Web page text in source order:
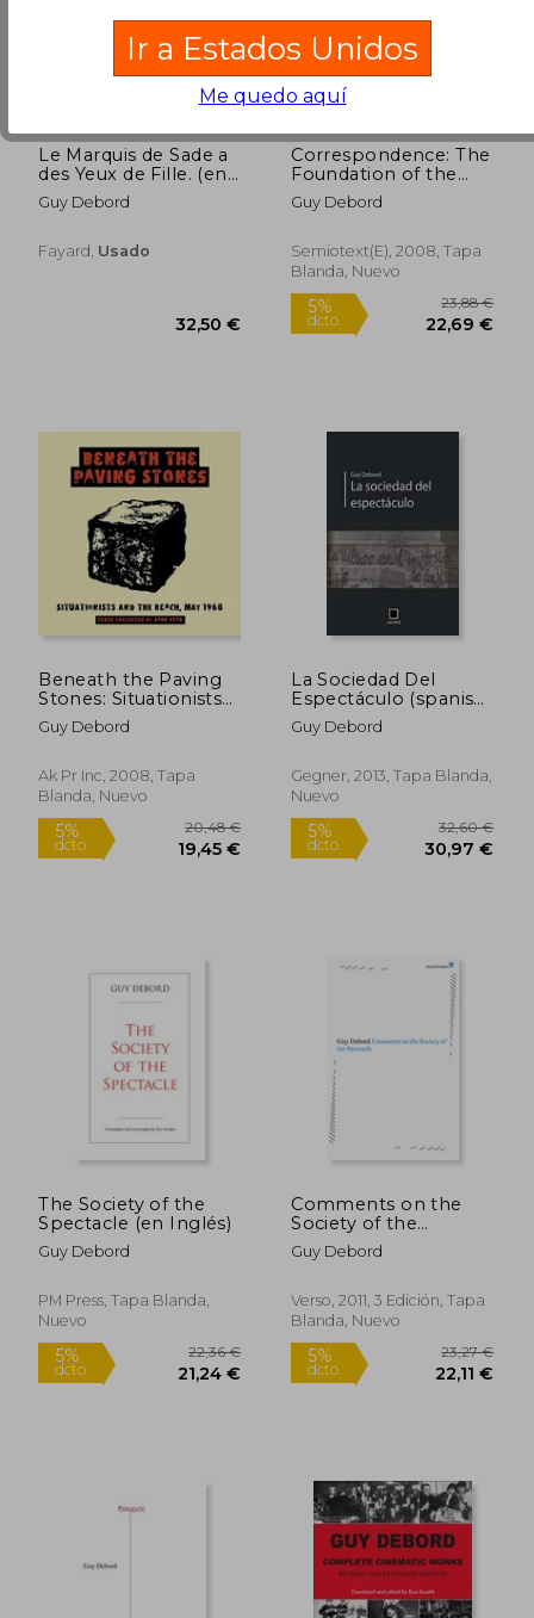
19,13 €
Le Marquis de Sade a
des Yeux de Fille. (en
Francés)
Guy Debord
Fayard, Usado
Correspondence: The
Foundation of the
Situationist
International (June
Inglés)
Guy Debord
Semiotext(e), 2008, Tapa
Blanda, Nuevo
Beneath the Paving
Stones: Situationists
and the Beach, may
1968 (en Inglés)
Guy Debord
Ak Pr Inc, 2008, Tapa
Blanda, Nuevo
5%
La Sociedad Del
Espectáculo (spanish
Edition)
Guy Debord
Gegner, 2013, Tapa Blanda,
Nuevo
5%
dcto. 30,97
The Society of the
Spectacle (en Inglés)
Guy Debord
PM Press, Tapa Blanda,
Nuevo
Comments on the
Society of the
Spectacle (Radical
Thinkers) (en Inglés)
Guy Debord
Verso, 2011, 3 Edición, Tapa
Blanda, Nuevo
Ir a Estados Unidos
Me quedo aquí